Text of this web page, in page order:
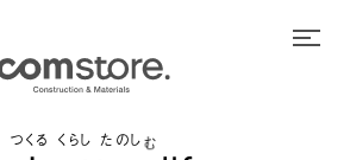
つくる く らし た のしむ